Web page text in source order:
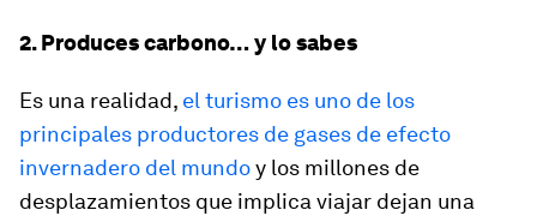
2. Produces carbono… y lo sabes
Es una realidad, el turismo es uno de los
principales productores de gases de efecto
invernadero del mundoy los millones de
desplazamientos que implica viajar dejan una